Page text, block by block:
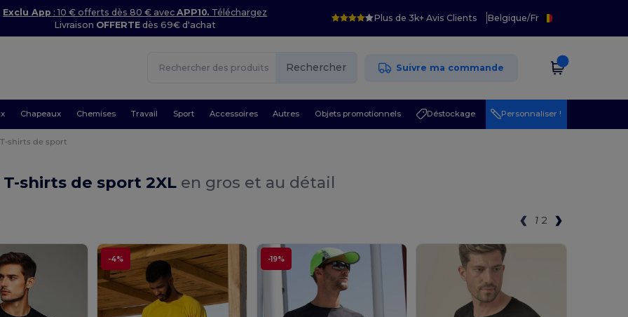
Exclu App : 10 € offerts dès 80 € avecAPP10. Téléchargez
Livraison OFFERTE dès 69€ d'achat
Plus de 3k+ Avis Clients Belgique/Fr
Rechercher Suivre ma commande
Chapeaux Chemises Travail Sport Accessoires Autres Objets promotionnels Déstockage Personnaliser !
T-shirts de sport
T-shirts de sport 2XL en gros et au détail
1 2
-4% -19%